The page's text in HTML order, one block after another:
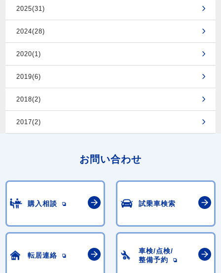
2025(31)
2024(28)
2020(1)
2019(6)
2018(2)
2017(2)
お問い合わせ
購入相談 試乗車検索
転居連絡
車検/点検/
整備予約